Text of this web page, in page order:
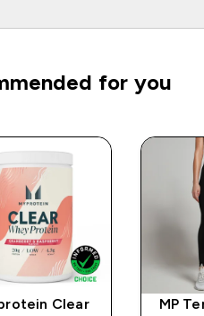
for you
Clear
MP